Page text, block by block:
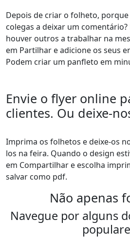
Depois de criar o folheto,
colegas a deixar um
houver outros a trabalhar na
em Partilhar e adicione os seus
Podem criar um panfleto em
Envie o flyer online
clientes. Ou deixe-
Imprima os folhetos e deixe-os
los na feira. Quando o design
em Compartilhar e escolha
salvar como pdf.
Não apenas
Navegue por alguns